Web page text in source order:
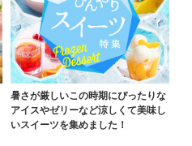
暑さが厳しいこの時期にぴったりな
アイスやゼリーなど涼しくて美味し
いスイーツを集めました！